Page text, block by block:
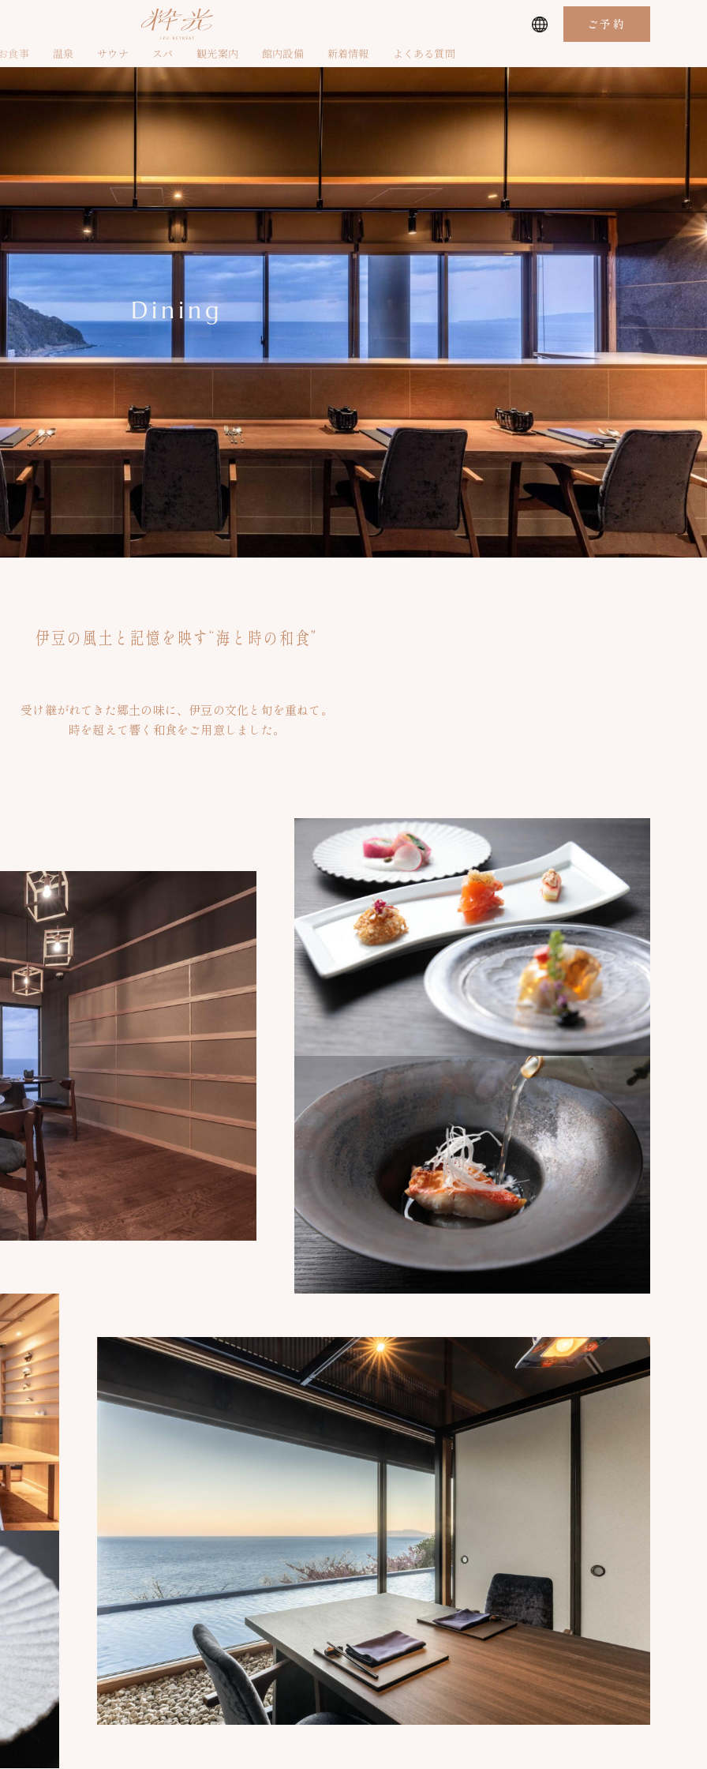
ご予約
食事 温泉 サウナ スパ 観光案内 館内設備 新着情報 よくある質問
Dining
伊豆の風土と記憶を映す“海と時の和食”
受け継がれてきた郷土の味に、伊豆の文化と旬を重ねて。
時を超えて響く和食をご用意しました。